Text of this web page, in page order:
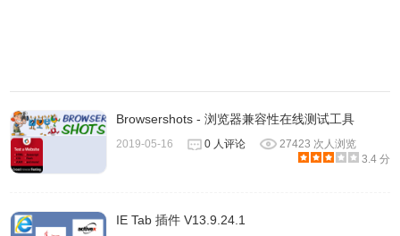
Browsershots - 浏览器兼容性在线测试工具
2019-05-16 0 人评论
27423 次人浏览
3.4 分
IE Tab 插件 V13.9.24.1